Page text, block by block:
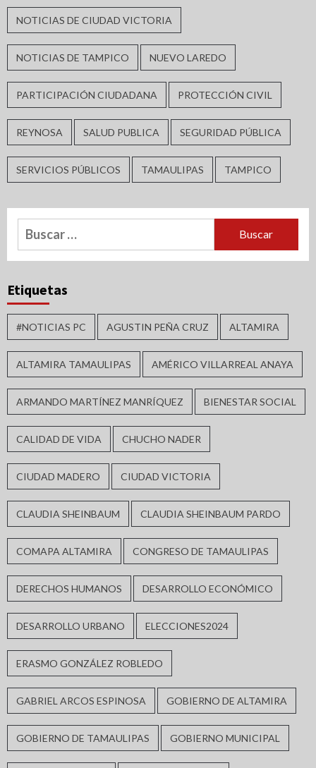
NOTICIAS DE CIUDAD VICTORIA
NOTICIAS DE TAMPICO NUEVO LAREDO
PARTICIPACIÓN CIUDADANA PROTECCIÓN CIVIL
REYNOSA SALUD PUBLICA SEGURIDAD PÚBLICA
SERVICIOS PÚBLICOS TAMAULIPAS TAMPICO
Buscar:
Etiquetas
#NOTICIAS PC AGUSTIN PEÑA CRUZ ALTAMIRA
ALTAMIRA TAMAULIPAS AMÉRICO VILLARREAL ANAYA
ARMANDO MARTÍNEZ MANRÍQUEZ BIENESTAR SOCIAL
CALIDAD DE VIDA CHUCHO NADER
CIUDAD MADERO CIUDAD VICTORIA
CLAUDIA SHEINBAUM CLAUDIA SHEINBAUM PARDO
COMAPA ALTAMIRA CONGRESO DE TAMAULIPAS
DERECHOS HUMANOS DESARROLLO ECONÓMICO
DESARROLLO URBANO ELECCIONES2024
ERASMO GONZÁLEZ ROBLEDO
GABRIEL ARCOS ESPINOSA GOBIERNO DE ALTAMIRA
GOBIERNO DE TAMAULIPAS GOBIERNO MUNICIPAL